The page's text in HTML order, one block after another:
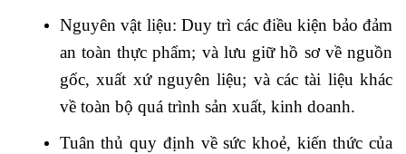
Nguyên vật liệu: Duy trì các điều kiện bảo đảm
an toàn thực phẩm; và lưu giữ hồ sơ về nguồn
gốc, xuất xứ nguyên liệu; và các tài liệu khác
về toàn bộ quá trình sản xuất, kinh doanh.
Tuân thủ quy định về sức khoẻ, kiến thức của